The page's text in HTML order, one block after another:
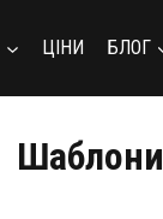
ЦІНИ БЛОГ
Шаблони